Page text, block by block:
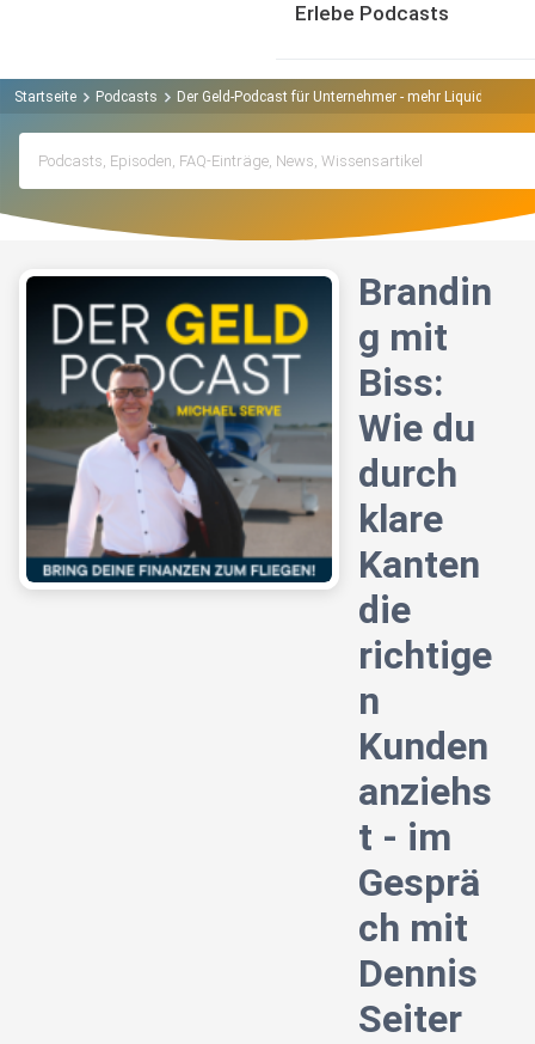
Erlebe Podcasts
Startseite Podcasts Der Geld-Podcast für Unternehmer - mehr Liquidität
Brandin
g mit
Biss:
Wie du
durch
klare
Kanten
die
richtige
n
Kunden
anziehs
t - im
Gesprä
ch mit
Dennis
Seiter